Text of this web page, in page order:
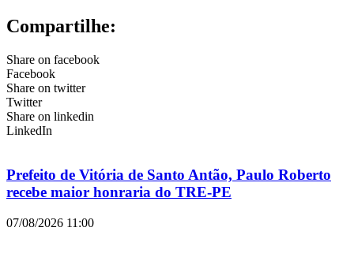
Compartilhe:
Share on facebook
Facebook
Share on twitter
Twitter
Share on linkedin
LinkedIn
Prefeito de Vitória de Santo Antão, Paulo Roberto
recebe maior honraria do TRE-PE
07/08/2026 11:00